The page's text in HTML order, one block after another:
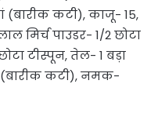
कटी), काजू- 15,
मिर्च पाउडर- 1/2 छोटा
टीस्पून, तेल- 1 बड़ा
(बारीक कटी), नमक-